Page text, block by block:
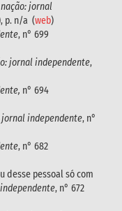
nação: jornal
p. n/a (web)
, n° 699
jornal independente,
n° 694
jornal independente, n°
, n° 682
desse pessoal só com
, n° 672